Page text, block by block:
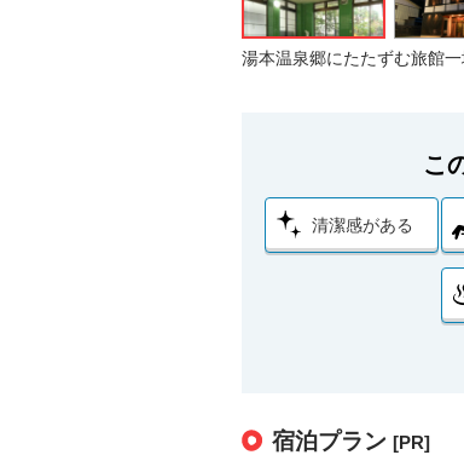
湯本温泉郷にたたずむ旅館
こ
清潔感がある
宿泊プラン [PR]